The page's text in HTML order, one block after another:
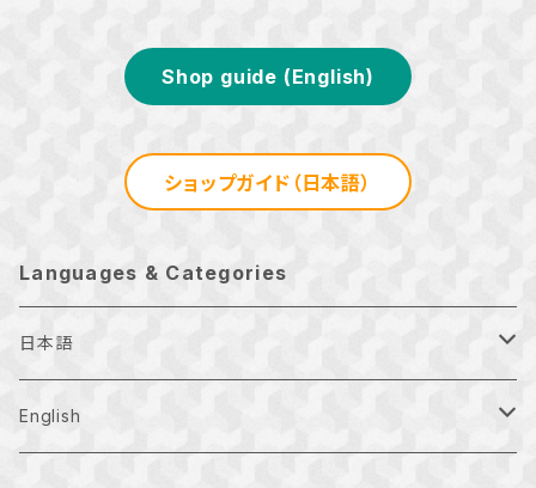
Shop guide (English)
ショップガイド（日本語）
Languages & Categories
日本語
月刊お正月
English